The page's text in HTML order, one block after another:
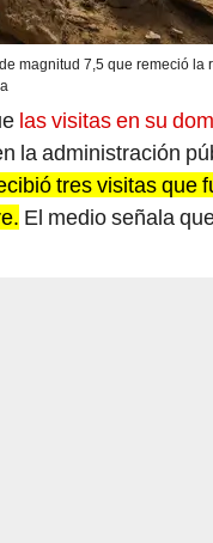
magnitud 7,5 que remeció la
las visitas en su
la administración
tres visitas que
El medio señala